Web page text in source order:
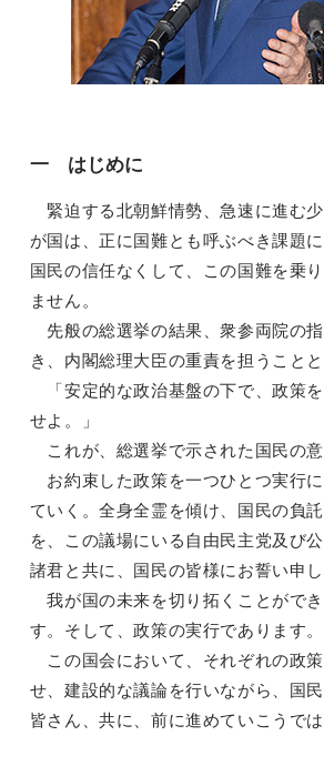
一 はじめに
緊迫する北朝鮮情勢、急速に進む
が国は、正に国難とも呼ぶべき課題
国民の信任なくして、この国難を乗
ません。
先般の総選挙の結果、衆参両院の
き、内閣総理大臣の重責を担うことと
「安定的な政治基盤の下で、政策
せよ。」
これが、総選挙で示された国民の意
お約束した政策を一つひとつ実行
ていく。全身全霊を傾け、国民の負
を、この議場にいる自由民主党及び
諸君と共に、国民の皆様にお誓い申し
我が国の未来を切り拓くことがで
す。そして、政策の実行であります。
この国会において、それぞれの政
せ、建設的な議論を行いながら、国民
皆さん、共に、前に進めていこうでは